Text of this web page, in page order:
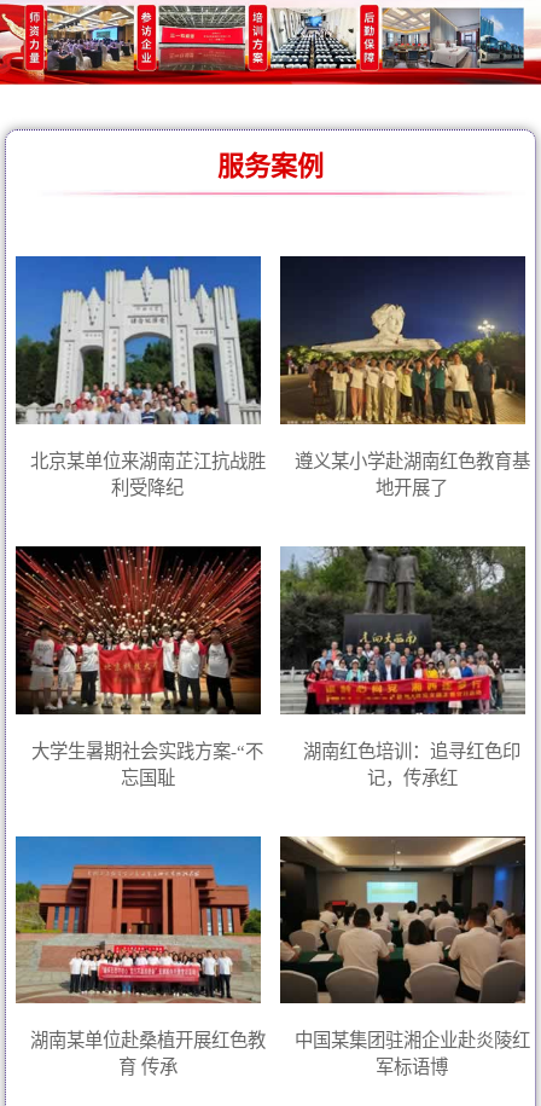
服务案例
北京某单位来湖南芷江抗战胜
利受降纪
遵义某小学赴湖南红色教育基
地开展了
大学生暑期社会实践方案-“不
忘国耻
湖南红色培训：追寻红色印
记，传承红
湖南某单位赴桑植开展红色教
育 传承
中国某集团驻湘企业赴炎陵红
军标语博